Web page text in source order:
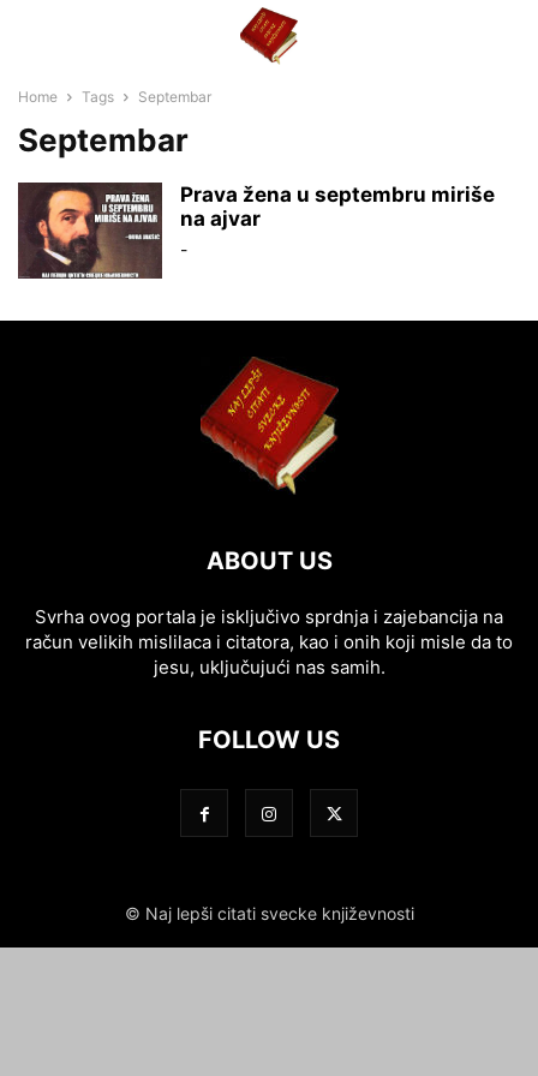
Home Tags Septembar
Septembar
Prava žena u septembru miriše
na ajvar
-
ABOUT US
Svrha ovog portala je isključivo sprdnja i zajebancija na
račun velikih mislilaca i citatora, kao i onih koji misle da to
jesu, uključujući nas samih.
FOLLOW US
© Naj lepši citati svecke književnosti